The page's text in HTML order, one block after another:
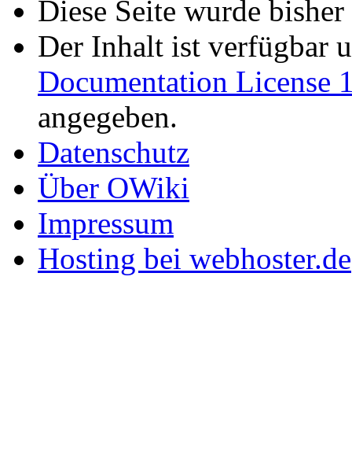
Diese Seite wurde
Der Inhalt ist verfügbar
Documentation License
angegeben.
Datenschutz
Über OWiki
Impressum
Hosting bei webhoster.de